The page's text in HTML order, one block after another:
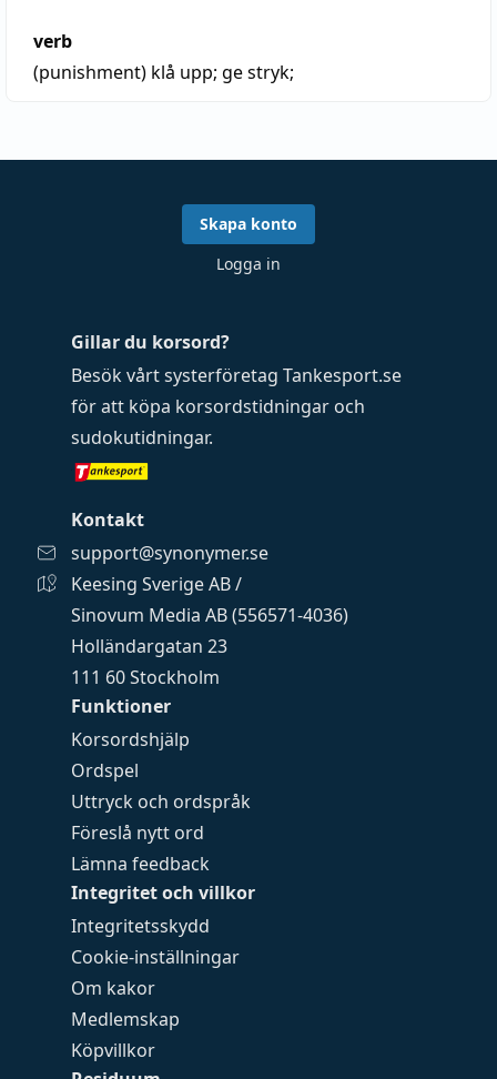
verb
(punishment) klå upp; ge stryk;
Funktioner
Korsordshjälp
Ordspel
Uttryck och ordspråk
Föreslå nytt ord
Lämna feedback
Integritet och villkor
Integritetsskydd
Cookie-inställningar
Om kakor
Medlemskap
Köpvillkor
Gillar du korsord?
Besök vårt systerföretag Tankesport.se
för att köpa korsordstidningar och
sudokutidningar.
Kontakt
support@synonymer.se
Keesing Sverige AB /
Sinovum Media AB (556571-4036)
Holländargatan 23
111 60 Stockholm
Skapa konto
Logga in